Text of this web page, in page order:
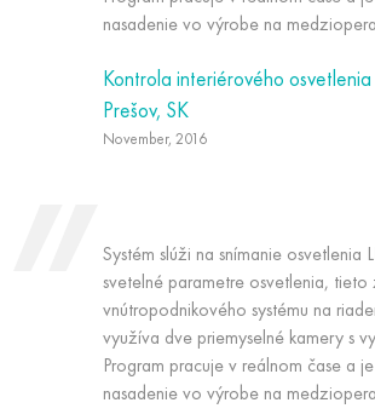
nasadenie vo výrobe na
Kontrola interiérového
Prešov, SK
November, 2016
Systém slúži na snímanie osvetlenia
svetelné parametre osvetlenia, tieto
vnútropodnikového systému na
využíva dve priemyselné kamery s
Program pracuje v reálnom čase a
nasadenie vo výrobe na